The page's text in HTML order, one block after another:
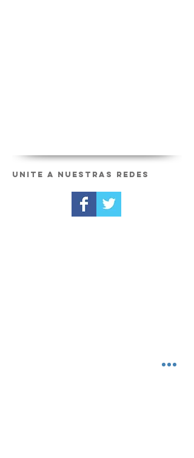
Unite a nuestras redes